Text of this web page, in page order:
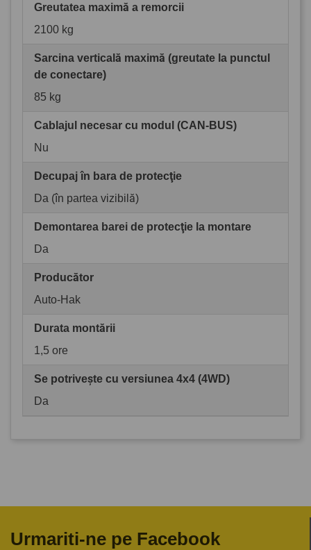
Greutatea maximă a remorcii
2100 kg
Sarcina verticală maximă (greutate la punctul
de conectare)
85 kg
Cablajul necesar cu modul (CAN-BUS)
Nu
Decupaj în bara de protecţie
Da (în partea vizibilă)
Demontarea barei de protecţie la montare
Da
Producător
Auto-Hak
Durata montării
1,5 ore
Se potrivește cu versiunea 4x4 (4WD)
Da
Urmariti-ne pe Facebook